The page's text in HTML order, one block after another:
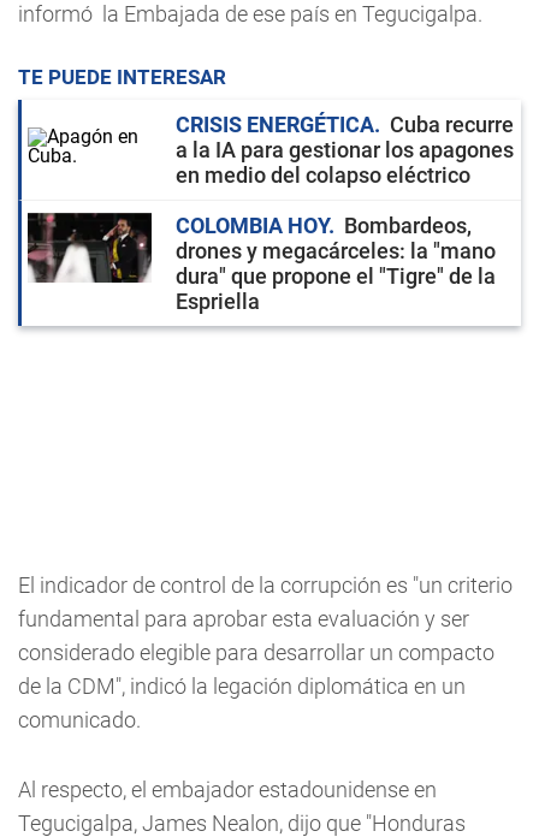
informó la Embajada de ese país en Tegucigalpa.
TE PUEDE INTERESAR
CRISIS ENERGÉTICA
Cuba recurre
a la IA para gestionar los apagones
en medio del colapso eléctrico
COLOMBIA HOY
Bombardeos,
drones y megacárceles: la "mano
dura" que propone el "Tigre" de la
Espriella
El indicador de control de la corrupción es "un criterio
fundamental para aprobar esta evaluación y ser
considerado elegible para desarrollar un compacto
de la CDM", indicó la legación diplomática en un
comunicado.
Al respecto, el embajador estadounidense en
Tegucigalpa, James Nealon, dijo que "Honduras